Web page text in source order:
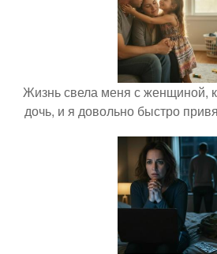
Жизнь свела меня с женщиной,
дочь, и я довольно быстро